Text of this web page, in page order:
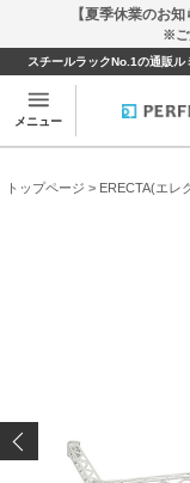
【夏季休業のお
※ご
スチールラックNo.1の通販
メニュー
トップページ > ERECTA(エレ